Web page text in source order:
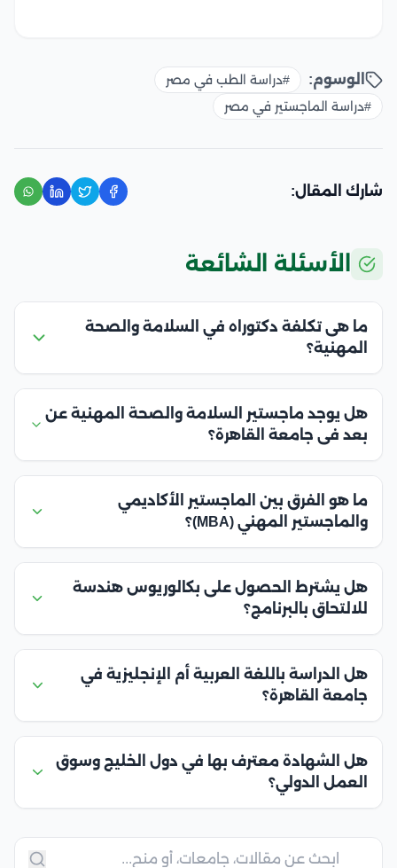
الوسوم:
#دراسة الطب في مصر
#دراسة الماجستير في مصر
شارك المقال:
الأسئلة الشائعة
ما هى تكلفة دكتوراه في السلامة والصحة
المهنية؟
هل يوجد ماجستير السلامة والصحة المهنية عن
بعد فى جامعة القاهرة؟
ما هو الفرق بين الماجستير الأكاديمي
والماجستير المهني (MBA)؟
هل يشترط الحصول على بكالوريوس هندسة
للالتحاق بالبرنامج؟
هل الدراسة باللغة العربية أم الإنجليزية في
جامعة القاهرة؟
هل الشهادة معترف بها في دول الخليج وسوق
العمل الدولي؟